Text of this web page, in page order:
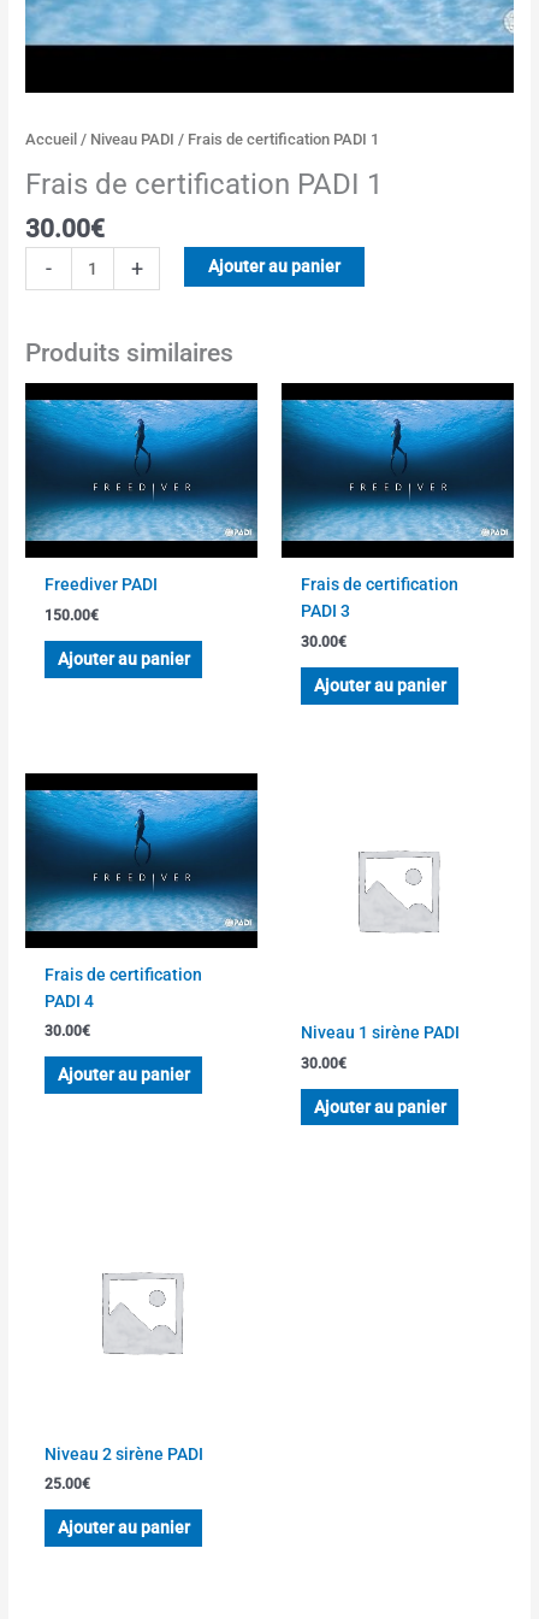
Accueil / Niveau PADI / Frais de certification PADI 1
Frais de certification PADI 1
30.00€
- + Ajouter au panier
Produits similaires
Freediver PADI
150.00€
Ajouter au panier
Frais de certification
PADI 3
30.00€
Ajouter au panier
Frais de certification
PADI 4
30.00€
Ajouter au panier
Niveau 1 sirène PADI
30.00€
Ajouter au panier
Niveau 2 sirène PADI
25.00€
Ajouter au panier